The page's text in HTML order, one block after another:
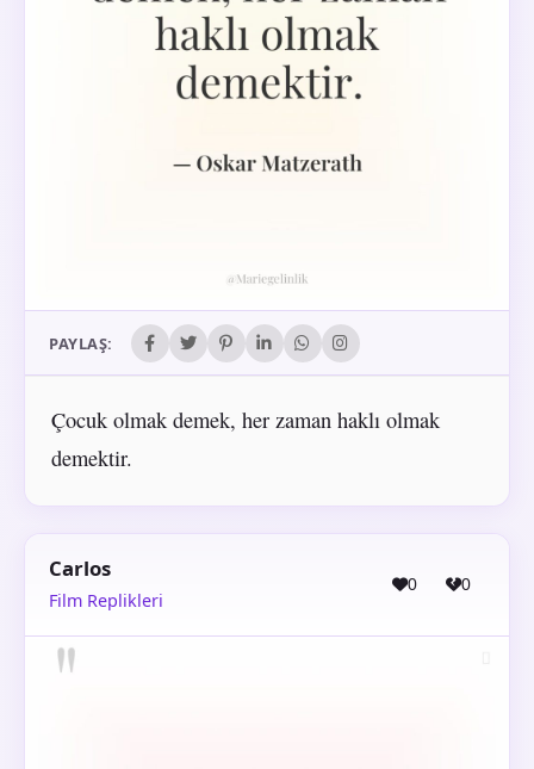
PAYLAŞ:
Çocuk olmak demek, her zaman haklı olmak
demektir.
Carlos
Film Replikleri
0 0